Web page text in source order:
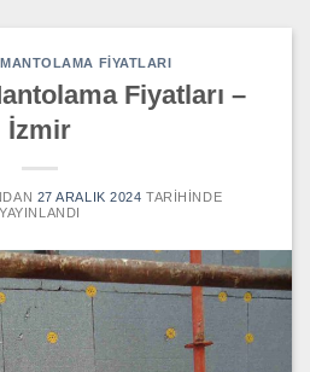
FIYATLARI
Fiyatları –
İzmir
27 ARALIK 2024 TARIHINDE
YAYINLANDI